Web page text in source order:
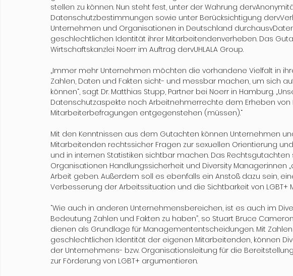
stellen zu können. Nun steht fest, unter der Wahrung
Datenschutzbestimmungen sowie unter Berücksichtigung
Unternehmen und Organisationen in Deutschland
geschlechtlichen Identität ihrer Mitarbeitendenverheben. Das
Wirtschaftskanzlei Noerr im Auftrag dervUHLALA Group.
„Immer mehr Unternehmen möchten die vorhandene Vielfalt in
Zahlen, Daten und Fakten sicht- und messbar machen, um sich
können“, sagt Dr. Matthias Stupp, Partner bei Noerr in Hamburg.
Datenschutzaspekte noch Arbeitnehmerrechte dem Erheben von
Mitarbeiterbefragungen entgegenstehen (müssen).“
Mit den Kenntnissen aus dem Gutachten können Unternehmen
Mitarbeitenden rechtssicher Fragen zur sexuellen Orientierung
und in internen Statistiken sichtbar machen. Das
Organisationen Handlungssicherheit und Diversity Manager:innen
Arbeit geben. Außerdem soll es ebenfalls ein Anstoß dazu sein,
Verbesserung der Arbeitssituation und die Sichtbarkeit von LGBT+
“Wie auch in anderen Unternehmensbereichen, ist es auch im
Bedeutung Zahlen und Fakten zu haben”, so Stuart Bruce Cameron,
dienen als Grundlage für Managemententscheidungen. Mit
geschlechtlichen Identität der eigenen Mitarbeitenden, können
der Unternehmens- bzw. Organisationsleitung für die
zur Förderung von LGBT+ argumentieren.